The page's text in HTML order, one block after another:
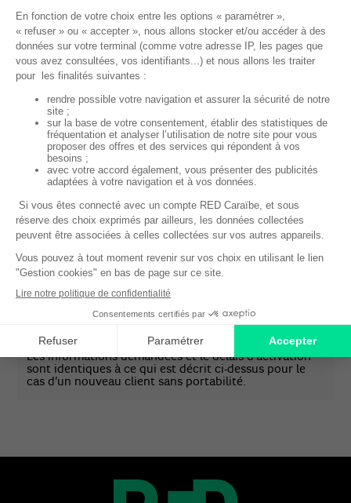
A réception de votre nouvelle SIM, vous disposez
de 30 jours pour activer votre ligne mobile.
BON A SAVOIR : le code PIN et le code PUK sont
inscrits sur le support de la carte SIM.
NOUVEAU CLIENT AVEC PORTABILITÉ
Dans le cas d’une portabilité vers RED Caraïbe, vous
allez recevoir une nouvelle carte SIM qu’il faudra
activer pour bénéficier de tous vos services.
Seul le délai d’activation sera plus long : il est en
moyenne de 2 à 3 jours et dépend du délai nécessaire
pour que la portabilité du numéro soit effective.
DÉJA CLIENT RED CARAIBE, ACTIVEZ UNE
NOUVELLE CARTE SIM
Vous pouvez activer votre nouvelle carte SIM en vous
Les informations demandées et le délais d’activation
sont identiques à ce qui est décrit ci-dessus pour le
cas d’un nouveau client sans portabilité.